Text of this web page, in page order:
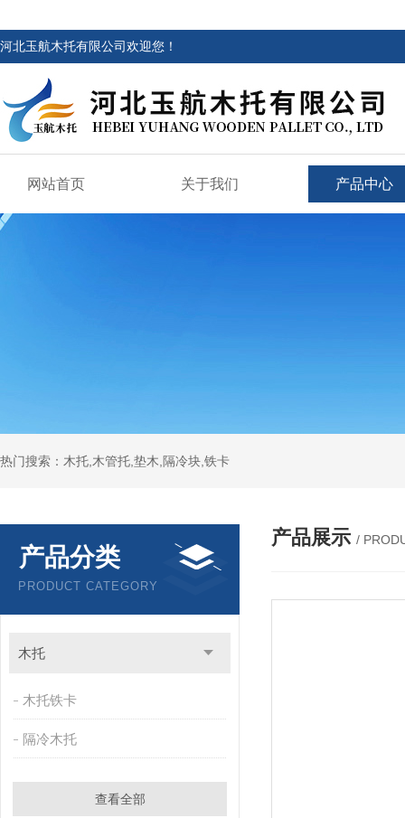
河北玉航木托有限公司欢迎您！
网站首页 关于我们 产品中心
热门搜索：木托,木管托,垫木,隔冷块,铁卡
产品分类
PRODUCT CATEGORY
木托
木托铁卡
隔冷木托
查看全部
产品展示 /